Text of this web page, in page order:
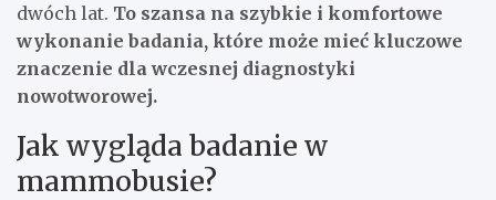
dwóch lat. To szansa na szybkie i komfortowe
wykonanie badania, które może mieć kluczowe
znaczenie dla wczesnej diagnostyki
nowotworowej.
Jak wygląda badanie w
mammobusie?